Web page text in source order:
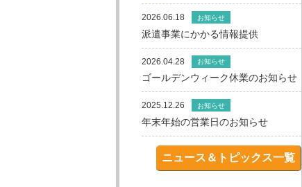
2026.06.18 お知らせ
派遣事業にかかる情報提供
2026.04.28 お知らせ
ゴールデンウィーク休業のお知らせ
2025.12.26 お知らせ
年末年始の営業日のお知らせ
ニュース＆トピックス一覧